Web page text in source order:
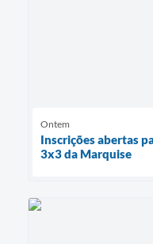
Ontem
Inscrições abertas
3x3 da Marquise